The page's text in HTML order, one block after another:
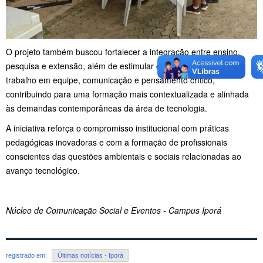
O projeto também buscou fortalecer a integração entre ensino,
pesquisa e extensão, além de estimular competências como
trabalho em equipe, comunicação e pensamento crítico,
contribuindo para uma formação mais contextualizada e alinhada
às demandas contemporâneas da área de tecnologia.
A iniciativa reforça o compromisso institucional com práticas
pedagógicas inovadoras e com a formação de profissionais
conscientes das questões ambientais e sociais relacionadas ao
avanço tecnológico.
Núcleo de Comunicação Social e Eventos - Campus Iporá
registrado em: Últimas notícias - Iporá